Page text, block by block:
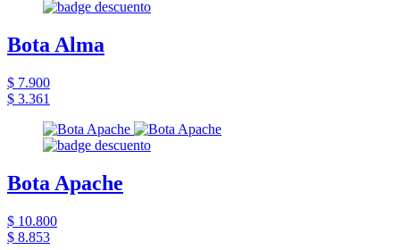
Bota Alma
$ 7.900
$ 3.361
Bota Apache
$ 10.800
$ 8.853